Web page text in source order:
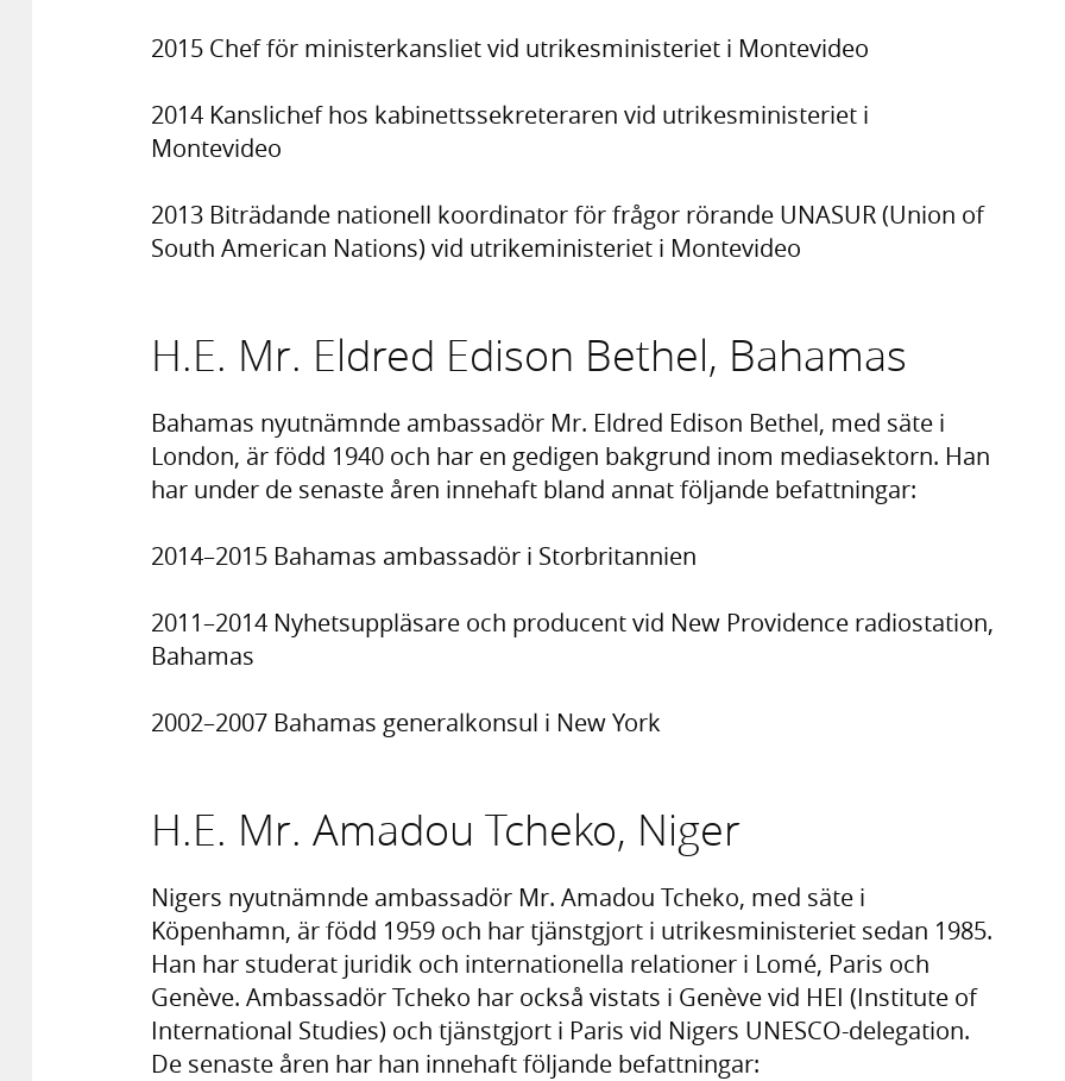
2015 Chef för ministerkansliet vid utrikesministeriet i Montevideo
2014 Kanslichef hos kabinettssekreteraren vid utrikesministeriet i
Montevideo
2013 Biträdande nationell koordinator för frågor rörande UNASUR (Union of
South American Nations) vid utrikeministeriet i Montevideo
H.E. Mr. Eldred Edison Bethel, Bahamas
Bahamas nyutnämnde ambassadör Mr. Eldred Edison Bethel, med säte i
London, är född 1940 och har en gedigen bakgrund inom mediasektorn. Han
har under de senaste åren innehaft bland annat följande befattningar:
2014–2015 Bahamas ambassadör i Storbritannien
2011–2014 Nyhetsuppläsare och producent vid New Providence radiostation,
Bahamas
2002–2007 Bahamas generalkonsul i New York
H.E. Mr. Amadou Tcheko, Niger
Nigers nyutnämnde ambassadör Mr. Amadou Tcheko, med säte i
Köpenhamn, är född 1959 och har tjänstgjort i utrikesministeriet sedan 1985.
Han har studerat juridik och internationella relationer i Lomé, Paris och
Genève. Ambassadör Tcheko har också vistats i Genève vid HEI (Institute of
International Studies) och tjänstgjort i Paris vid Nigers UNESCO-delegation.
De senaste åren har han innehaft följande befattningar: